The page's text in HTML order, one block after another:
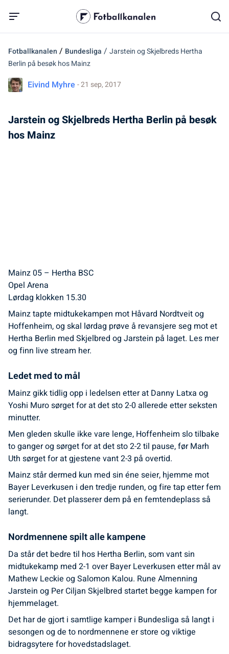
Fotballkanalen / Bundesliga / Jarstein og Skjelbreds Hertha
Berlin på besøk hos Mainz
Eivind Myhre - 21 sep, 2017
Jarstein og Skjelbreds Hertha Berlin på besøk
hos Mainz
Mainz 05 – Hertha BSC
Opel Arena
Lørdag klokken 15.30
Mainz tapte midtukekampen mot Håvard Nordtveit og
Hoffenheim, og skal lørdag prøve å revansjere seg mot et
Hertha Berlin med Skjelbred og Jarstein på laget. Les mer
og finn live stream her.
Ledet med to mål
Mainz gikk tidlig opp i ledelsen etter at Danny Latxa og
Yoshi Muro sørget for at det sto 2-0 allerede etter seksten
minutter.
Men gleden skulle ikke vare lenge, Hoffenheim slo tilbake
to ganger og sørget for at det sto 2-2 til pause, før Marh
Uth sørget for at gjestene vant 2-3 på overtid.
Mainz står dermed kun med sin éne seier, hjemme mot
Bayer Leverkusen i den tredje runden, og fire tap etter fem
serierunder. Det plasserer dem på en femtendeplass så
langt.
Nordmennene spilt alle kampene
Da står det bedre til hos Hertha Berlin, som vant sin
midtukekamp med 2-1 over Bayer Leverkusen etter mål av
Mathew Leckie og Salomon Kalou. Rune Almenning
Jarstein og Per Ciljan Skjelbred startet begge kampen for
hjemmelaget.
Det har de gjort i samtlige kamper i Bundesliga så langt i
sesongen og de to nordmennene er store og viktige
bidragsytere for hovedstadslaget.